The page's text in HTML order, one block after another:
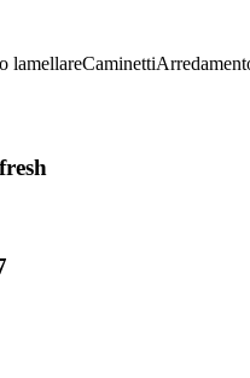
lamellareCaminetti